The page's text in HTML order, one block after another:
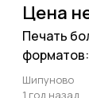
Цена
Печать
Шипуново
1 год назад